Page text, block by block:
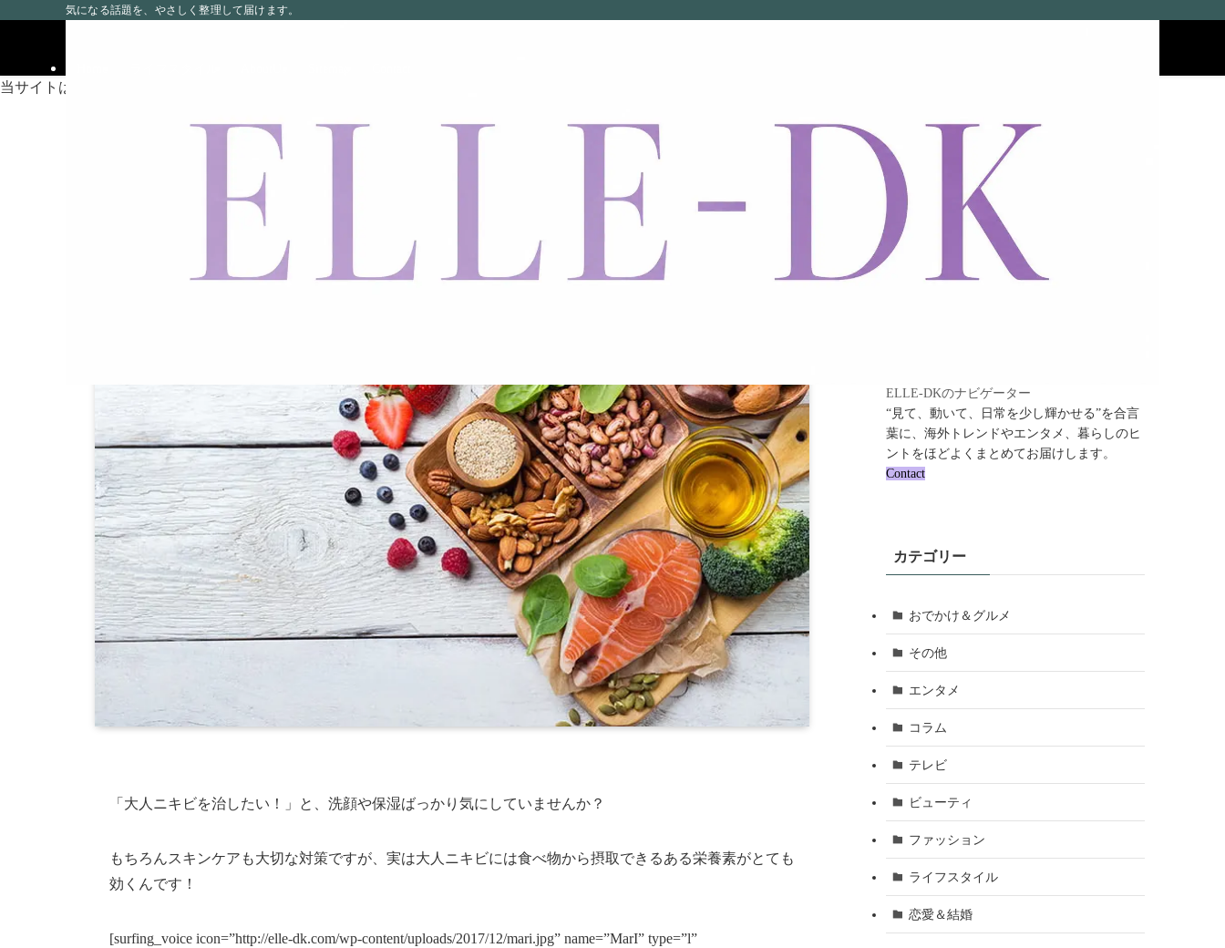
気になる話題を、やさしく整理して届けます。
当サイトは海外在住者に向けて発信しています。
大人ニキビに効く栄養素7選！摂取にオススメの食べ物まで丸分
2020年7月1日
「大人ニキビを治したい！」と、洗顔や保湿ばっかり気にしていませんか？
もちろんスキンケアも大切な対策ですが、実は大人ニキビには食べ物から摂取できるある栄養素がとても
効くんです！
[surfing_voice icon=”http://elle-dk.com/wp-content/uploads/2017/12/mari.jpg” name=”MarI” type=”l”
ELLE-DKのナビゲーター
“見て、動いて、日常を少し輝かせる”を合言
葉に、海外トレンドやエンタメ、暮らしのヒ
ントをほどよくまとめてお届けします。
Contact
カテゴリー
おでかけ＆グルメ
その他
エンタメ
コラム
テレビ
ビューティ
ファッション
ライフスタイル
恋愛＆結婚